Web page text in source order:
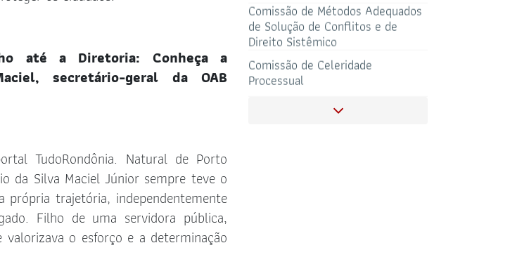
até a Diretoria: Conheça a
secretário-geral da OAB
TudoRondônia. Natural de Porto
da Silva Maciel Júnior sempre teve o
própria trajetória, independentemente
Filho de uma servidora pública,
o esforço e a determinação
CORONAVIRUS
SALAS DE APOIO
AO ADVOGADO
Comissão de Métodos Adequados
de Solução de Conflitos e de
Direito Sistêmico
Comissão de Celeridade
Processual
Comissão de Acolhimento à